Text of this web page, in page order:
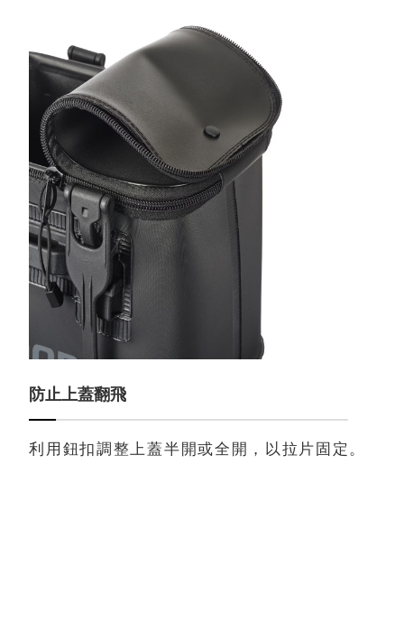
防止上蓋翻飛
利用鈕扣調整上蓋半開或全開，以拉片固定。